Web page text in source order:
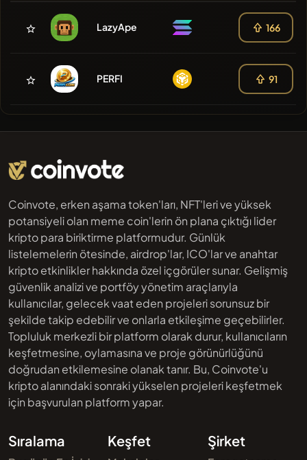
LazyApe 166
PERFI 91
Coinvote, erken aşama token'ları, NFT'leri ve yüksek
potansiyeli olan meme coin'lerin ön plana çıktığı lider
kripto para biriktirme platformudur. Günlük
listelemelerin ötesinde, airdrop'lar, ICO'lar ve anahtar
kripto etkinlikler hakkında özel içgörüler sunar. Gelişmiş
güvenlik analizi ve portföy yönetim araçlarıyla
kullanıcılar, gelecek vaat eden projeleri sorunsuz bir
şekilde takip edebilir ve onlarla etkileşime geçebilirler.
Topluluk merkezli bir platform olarak durur, kullanıcıların
keşfetmesine, oylamasına ve proje görünürlüğünü
doğrudan etkilemesine olanak tanır. Bu, Coinvote'u
kripto alanındaki sonraki yükselen projeleri keşfetmek
için başvurulan platform yapar.
Sıralama Keşfet Şirket